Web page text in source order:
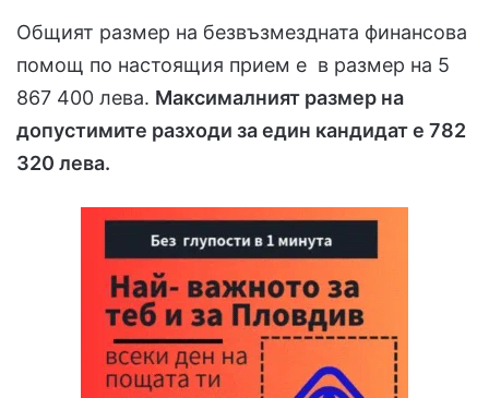
Общият размер на безвъзмездната финансова
помощ по настоящия прием е в размер на 5
867 400 лева. Максималният размер на
допустимите разходи за един кандидат е 782
320 лева.